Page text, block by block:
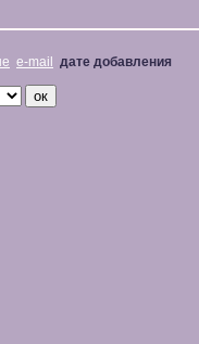
e-mail дате добавления